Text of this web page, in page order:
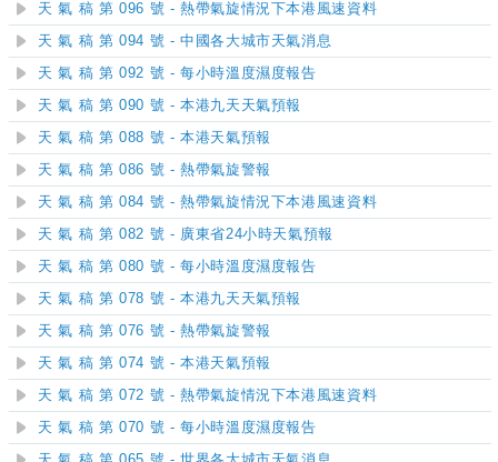
天 氣 稿 第 096 號 - 熱帶氣旋情況下本港風速資料
天 氣 稿 第 094 號 - 中國各大城市天氣消息
天 氣 稿 第 092 號 - 每小時溫度濕度報告
天 氣 稿 第 090 號 - 本港九天天氣預報
天 氣 稿 第 088 號 - 本港天氣預報
天 氣 稿 第 086 號 - 熱帶氣旋警報
天 氣 稿 第 084 號 - 熱帶氣旋情況下本港風速資料
天 氣 稿 第 082 號 - 廣東省24小時天氣預報
天 氣 稿 第 080 號 - 每小時溫度濕度報告
天 氣 稿 第 078 號 - 本港九天天氣預報
天 氣 稿 第 076 號 - 熱帶氣旋警報
天 氣 稿 第 074 號 - 本港天氣預報
天 氣 稿 第 072 號 - 熱帶氣旋情況下本港風速資料
天 氣 稿 第 070 號 - 每小時溫度濕度報告